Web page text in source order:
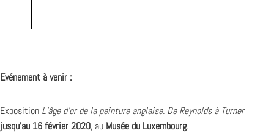
Evénement à venir :
Exposition L’âge d’or de la peinture anglaise. De Reynolds à Turner
jusqu’au 16 février 2020, au Musée du Luxembourg.